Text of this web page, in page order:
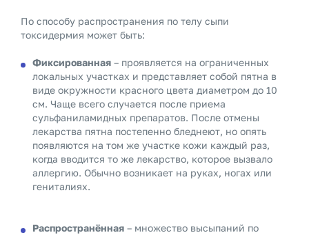
По способу распространения по телу сыпи
токсидермия может быть:
Фиксированная – проявляется на ограниченных
локальных участках и представляет собой пятна в
виде окружности красного цвета диаметром до 10
см. Чаще всего случается после приема
сульфаниламидных препаратов. После отмены
лекарства пятна постепенно бледнеют, но опять
появляются на том же участке кожи каждый раз,
когда вводится то же лекарство, которое вызвало
аллергию. Обычно возникает на руках, ногах или
гениталиях.
Распространённая – множество высыпаний по